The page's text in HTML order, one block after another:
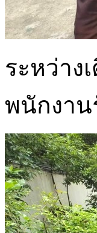
ระหว่าง
พนักงา